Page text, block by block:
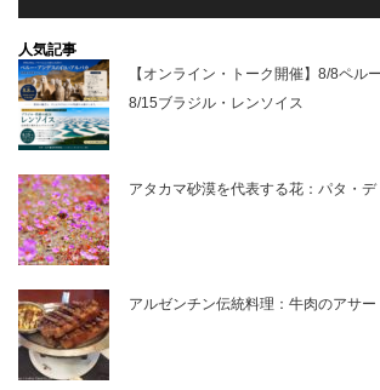
人気記事
【オンライン・トーク開催】8/8ペル
8/15ブラジル・レンソイス
アタカマ砂漠を代表する花：パタ・デ
アルゼンチン伝統料理：牛肉のアサ